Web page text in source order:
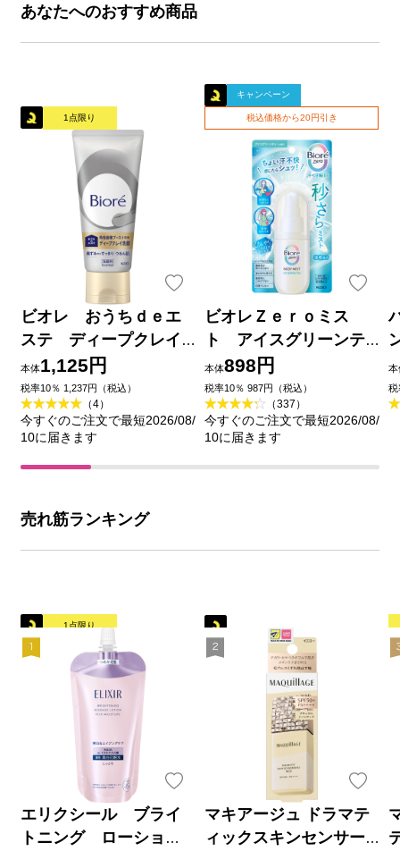
あなたへのおすすめ商品
1点限り
ビオレ おうちｄｅエ
ステ ディープクレイ
洗顔 １８０ｇ 花王
本体1,125円
税率10％ 1,237円（税込）
（4）
今すぐのご注文で最短2026/08/
10に届きます
キャンペーン
税込価格から20円引き
ビオレＺｅｒｏミス
ト アイスグリーンテ
ィーの香り ６０ｍＬ 花
王
本体898円
税率10％ 987円（税込）
（337）
今すぐのご注文で最短2026/08/
10に届きます
本
税
売れ筋ランキング
1点限り
エリクシール ブライ
トニング ローショ
マキアージュ ドラマテ
ィックスキンセンサー